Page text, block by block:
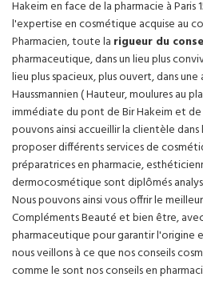
Hakeim en face de la pharmacie à
l'expertise en cosmétique acquise au
Pharmacien, toute la rigueur du
pharmaceutique, dans un lieu plus
lieu plus spacieux, plus ouvert, dans une
Haussmannien ( Hauteur, moulures au
immédiate du pont de Bir Hakeim et de
pouvons ainsi accueillir la clientèle
proposer différents services de
préparatrices en pharmacie,
dermocosmétique sont diplômés
Nous pouvons ainsi vous offrir le
Compléments Beauté et bien être,
pharmaceutique pour garantir l'origine
nous veillons à ce que nos conseils
comme le sont nos conseils en